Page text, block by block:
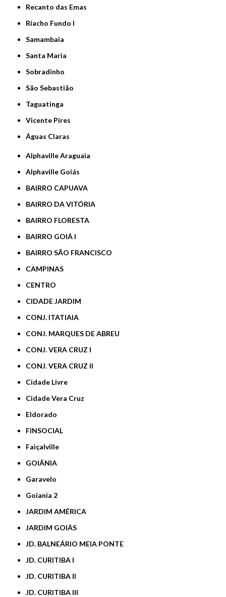
Recanto das Emas
Riacho Fundo I
Samambaia
Santa Maria
Sobradinho
São Sebastião
Taguatinga
Vicente Pires
Águas Claras
Alphaville Araguaia
Alphaville Goiás
BAIRRO CAPUAVA
BAIRRO DA VITÓRIA
BAIRRO FLORESTA
BAIRRO GOIÁ I
BAIRRO SÃO FRANCISCO
CAMPINAS
CENTRO
CIDADE JARDIM
CONJ. ITATIAIA
CONJ. MARQUES DE ABREU
CONJ. VERA CRUZ I
CONJ. VERA CRUZ II
Cidade Livre
Cidade Vera Cruz
Eldorado
FINSOCIAL
Faiçalville
GOIÂNIA
Garavelo
Goiania 2
JARDIM AMÉRICA
JARDIM GOIÁS
JD. BALNEÁRIO MEIA PONTE
JD. CURITIBA I
JD. CURITIBA II
JD. CURITIBA III